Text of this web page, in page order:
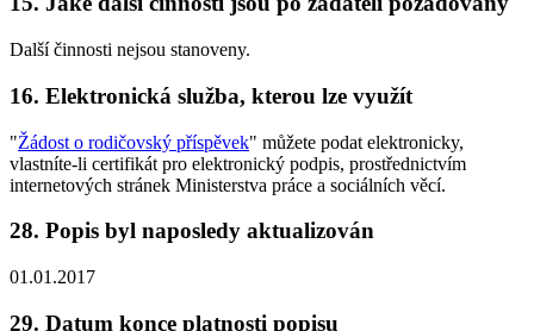
Další činnosti nejsou stanoveny.
16. Elektronická služba, kterou lze využít
"Žádost o rodičovský příspěvek" můžete podat elektronicky,
vlastníte-li certifikát pro elektronický podpis, prostřednictvím
internetových stránek Ministerstva práce a sociálních věcí.
28. Popis byl naposledy aktualizován
01.01.2017
29. Datum konce platnosti popisu